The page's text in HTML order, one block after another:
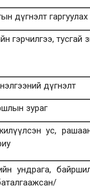
дүгнэлт
тусгай
дүгнэлт
зураг
ус,
ундрага,